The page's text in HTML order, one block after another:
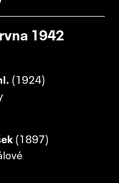
1942
(1924)
(1897)